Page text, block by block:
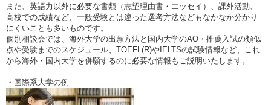
また、英語力以外に必要な書類（志望理由書・エッセイ）、課外活動、
高校での成績など、一般受験とは違った選考方法などもなかなか分かり
にくいことも多いものです。
個別相談会では、海外大学の出願方法と国内大学のAO・推薦入試の類似
点や受験までのスケジュール、TOEFL(R)やIELTSの試験情報など、これ
から海外・国内大学を併願するのに必要な情報もご説明いたします。
・国際系大学の例